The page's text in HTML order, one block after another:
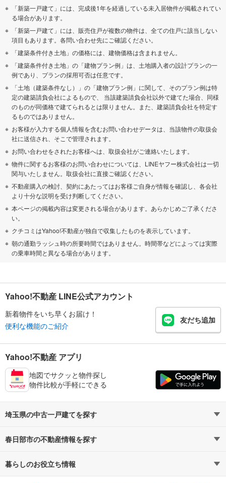
「新築一戸建て」には、完成後1年を経過している未入居物件が掲載されてい
る場合があります。
「新築一戸建て」には、販売住戸が複数の物件は、全ての住戸に該当しない
項目もあります。各問い合わせ先にご確認ください。
「建築条件付き土地」の価格には、建物価格は含まれません。
「建築条件付き土地」の「建物プラン例」は、土地購入者の設計プランの一
例であり、プランの採用可否は任意です。
「土地（建築条件なし）」の「建物プラン例」に関して、そのプラン例は特
定の建築請負会社によるもので、 当該建築請負会社以外で建てた場合、同様
のものが同価格で建てられるとは限りません。また、建築請負会社を特定す
るものではありません。
お客様が入力する個人情報を含むお問い合わせデータは、当該物件の取扱会
社に送信され、そこで管理されます。
お問い合わせをされたお客様へは、取扱会社がご連絡いたします。
物件に関するお客様のお問い合わせについては、LINEヤフー株式会社は一切
関与いたしません。取扱会社に直接ご確認ください。
不動産購入の検討、契約にあたってはお客様ご自身が情報を確認し、各会社
より十分な説明を受け判断してください。
本ページの掲載内容は変更される場合があります。あらかじめご了承くださ
い。
クチコミはYahoo!不動産が独自で収集したものを表示しています。
朝の通勤ラッシュ時の所要時間ではありません。時間帯などによっては実際
の乗車時間と異なる場合があります。
Yahoo!不動産 LINE公式アカウント
新着物件をいち早くお届け！
便利な機能のご紹介
友だち追加
Yahoo!不動産 アプリ
地図でサクッと物件探し
物件比較が手軽にできる
埼玉県の中古一戸建てを探す
路線・駅から探す
通勤・通学時間から探す
春日部市の不動産情報を探す
不動産・住宅
暮らしのお役立ち情報